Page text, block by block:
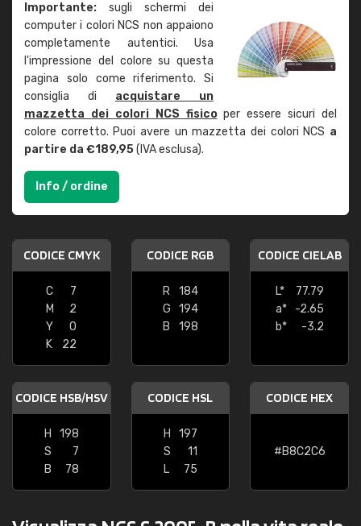
Importante: sugli schermi dei
computer i colori NCS non appaiono
completamente autentici. Usa
l'impressione del colore su questa
pagina solo come riferimento. Si
consiglia di acquistare un
mazzetta dei colori NCS fisicoper essere sicuri del
colore corretto. Puoi avere un mazzetta dei colori NCS a
partire da €189,95(IVA esclusa).
Info / ordine
CODICE CMYK
C
7
M
2
Y
0
K
22
CODICE RGB
R
184
G
194
B
198
CODICE CIELAB
L*
77.79
a*
-2.65
b*
-3.2
CODICE HSB/HSV
H
198
S
7
B
78
CODICE HSL
H
197
S
11
L
75
CODICE HEX
#B8C2C6